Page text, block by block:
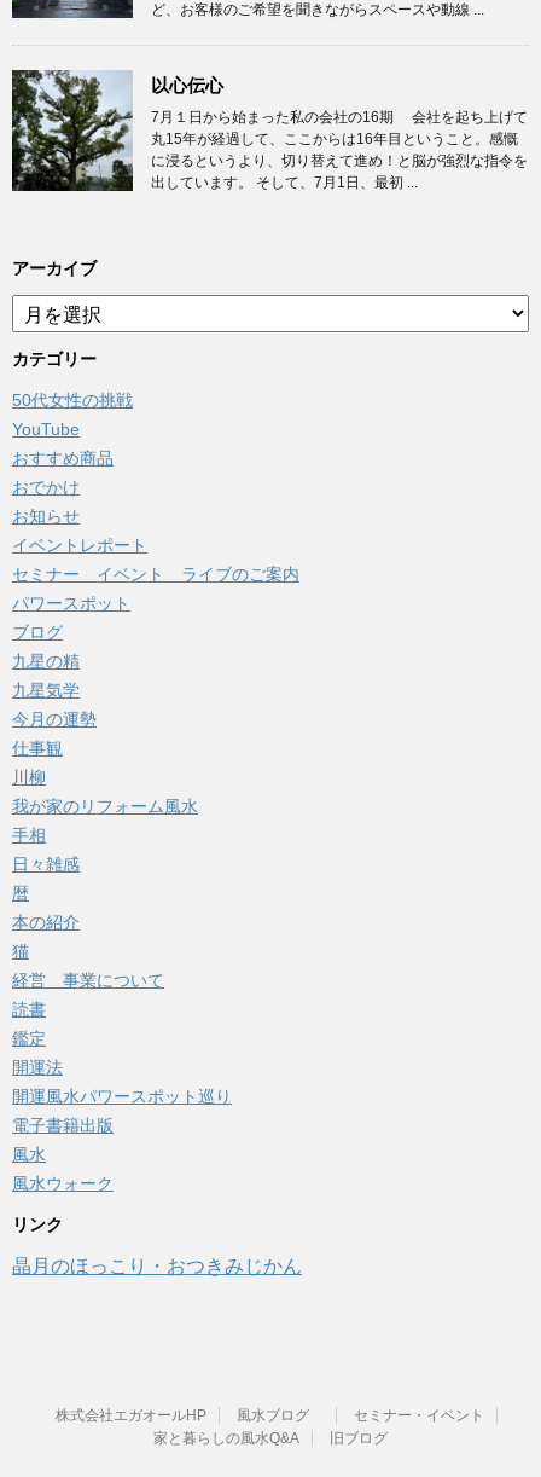
ど、お客様のご希望を聞きながらスペースや動線 ...
以心伝心
7月１日から始まった私の会社の16期 会社を起ち上げて
丸15年が経過して、ここからは16年目ということ。感慨
に浸るというより、切り替えて進め！と脳が強烈な指令を
出しています。 そして、7月1日、最初 ...
アーカイブ
ア
ー
カ
ブ
カテゴリー
50代女性の挑戦
YouTube
おすすめ商品
おでかけ
お知らせ
イベントレポート
セミナー イベント ライブのご案内
パワースポット
ブログ
九星の精
九星気学
今月の運勢
仕事観
川柳
我が家のリフォーム風水
手相
日々雑感
暦
本の紹介
猫
経営 事業について
読書
鑑定
開運法
開運風水パワースポット巡り
電子書籍出版
風水
風水ウォーク
リンク
晶月のほっこり・おつきみじかん
株式会社エガオールHP 風水ブログ
セミナー・イベント
家と暮らしの風水Q&A
旧ブログ